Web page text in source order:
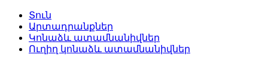
Տուն
Արտադրանքներ
Կոնաձև ատամնանիվներ
Ուղիղ կոնաձև ատամնանիվներ